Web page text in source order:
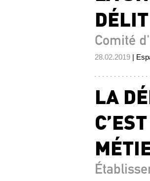
Comité
28.02.2019 |
LA